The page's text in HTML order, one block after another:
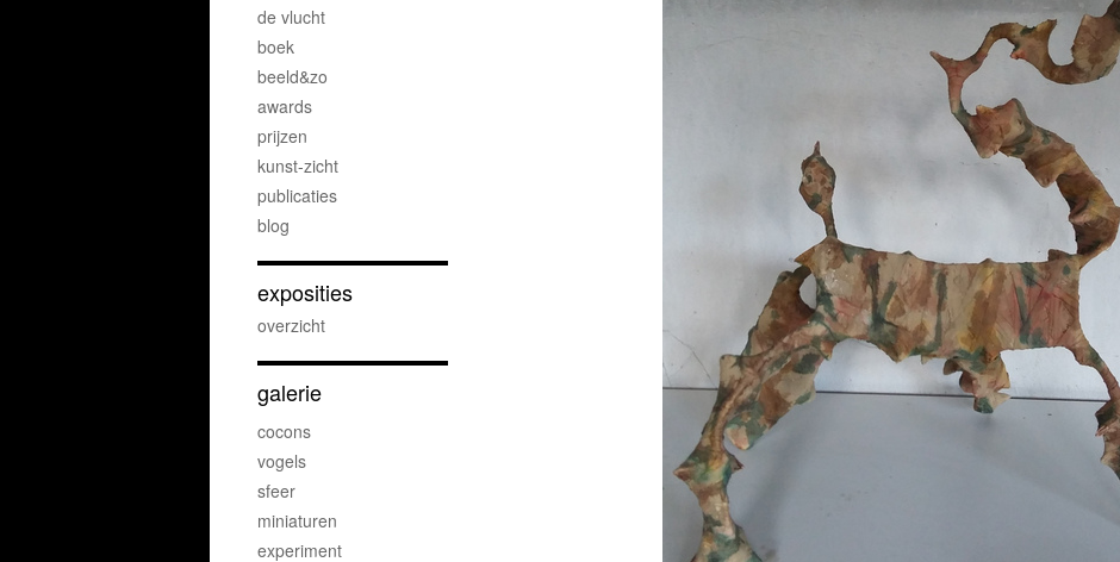
de vlucht
boek
beeld&zo
awards
prijzen
kunst-zicht
publicaties
blog
exposities
overzicht
galerie
cocons
vogels
sfeer
miniaturen
experiment